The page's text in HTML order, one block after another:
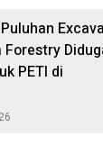
PETI di